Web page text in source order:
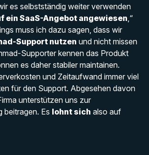
es selbstständig weiter verwenden
ein SaaS-Angebot angewiesen,“
muss ich dazu sagen, dass wir
Support nutzen und nicht missen
Supporter kennen das Produkt
es daher stabiler maintainen.
und Zeitaufwand immer viel
für den Support. Abgesehen davon
unterstützen uns zur
beitragen. Es lohnt sich also auf